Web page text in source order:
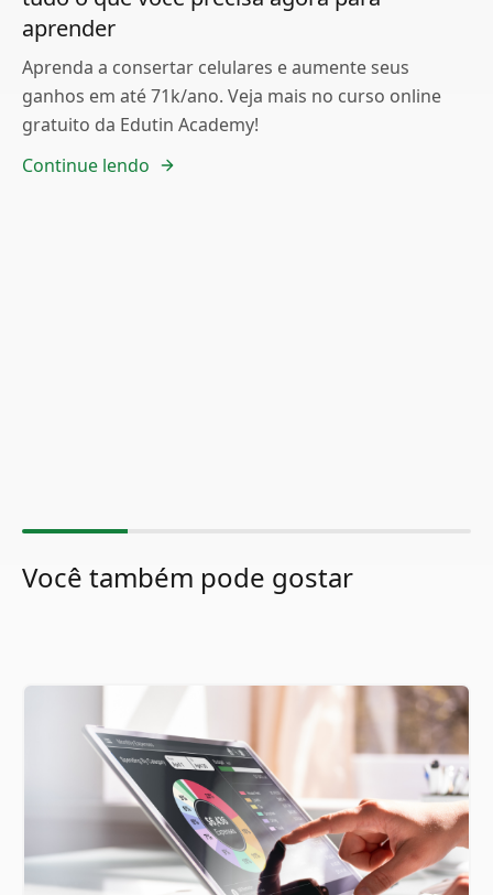
aprender
Aprenda a consertar celulares e aumente seus
ganhos em até 71k/ano. Veja mais no curso online
gratuito da Edutin Academy!
Continue lendo
Você também pode gostar